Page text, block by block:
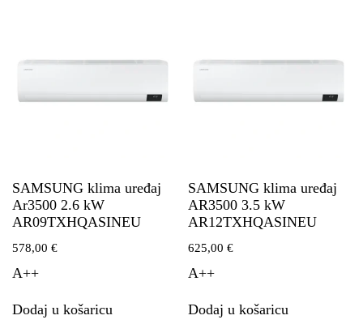
SAMSUNG klima uređaj
Ar3500 2.6 kW
AR09TXHQASINEU
578,00 €
A++
Dodaj u košaricu
SAMSUNG klima uređaj
AR3500 3.5 kW
AR12TXHQASINEU
625,00€
A++
Dodaj u košaricu